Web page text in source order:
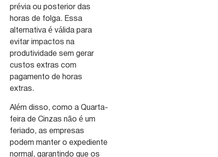
prévia ou posterior das
horas de folga. Essa
alternativa é válida para
evitar impactos na
produtividade sem gerar
custos extras com
pagamento de horas
extras.
Além disso, como a Quarta-
feira de Cinzas não é um
feriado, as empresas
podem manter o expediente
normal, garantindo que os